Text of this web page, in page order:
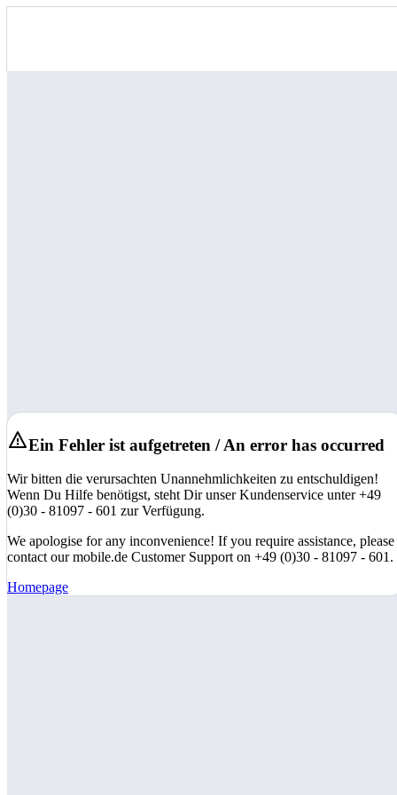
Ein Fehler ist aufgetreten / An error has occurred
Wir bitten die verursachten Unannehmlichkeiten zu entschuldigen!
Wenn Du Hilfe benötigst, steht Dir unser Kundenservice unter +49
(0)30 - 81097 - 601 zur Verfügung.
We apologise for any inconvenience! If you require assistance, please
contact our mobile.de Customer Support on +49 (0)30 - 81097 - 601.
Homepage